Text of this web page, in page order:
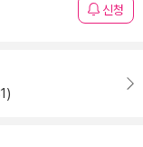
신청